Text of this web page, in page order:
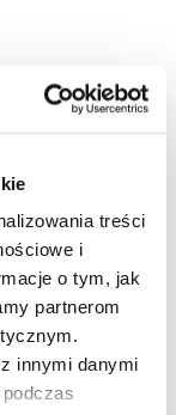
treści
i
o tym, jak
partnerom
innymi danymi